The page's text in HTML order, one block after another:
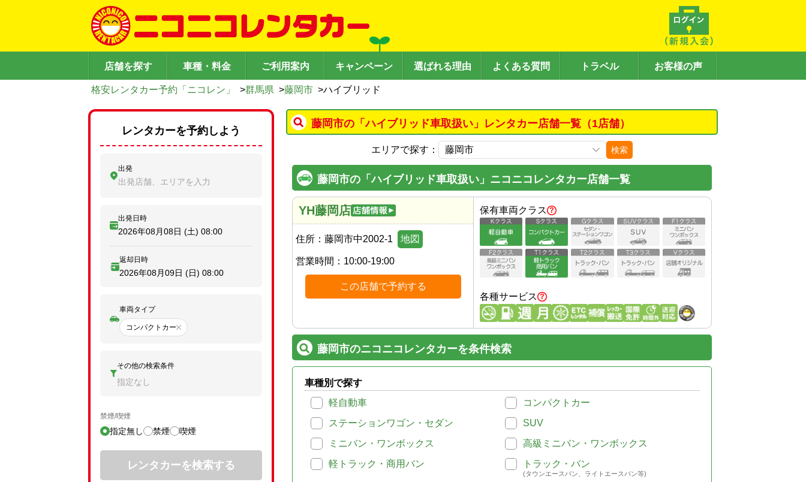
店舗を探す 車種・料金 ご利用案内 キャンペーン 選ばれる理由 よくある質問 トラベル お客様の声
格安レンタカー予約「ニコレン」 >群馬県 >藤岡市 >ハイブリッド
藤岡市の「ハイブリッド車取扱い」レンタカー店舗一覧（1店舗）
エリアで探す： 検索
藤岡市の「ハイブリッド車取扱い」ニコニコレンタカー店舗一覧
YH藤岡店
住所： 藤岡市中2002-1 地図
営業時間： 10:00-19:00
この店舗で予約する
保有車両クラス
各種サービス
藤岡市のニコニコレンタカーを条件検索
車種別で探す
軽自動車
コンパクトカー
ステーションワゴン・セダン
SUV
ミニバン・ワンボックス
高級ミニバン・ワンボックス
軽トラック・商用バン
トラック・バン
(タウンエースバン、ライトエースバン等)
レンタカーを予約しよう
出発
出発店舗、エリアを入力
出発日時
2026年08月08日 (土) 08:00
返却日時
2026年08月09日 (日) 08:00
車両タイプ
コンパクトカー
その他の検索条件
指定なし
禁煙/喫煙
指定無し 禁煙 喫煙
レンタカーを検索する